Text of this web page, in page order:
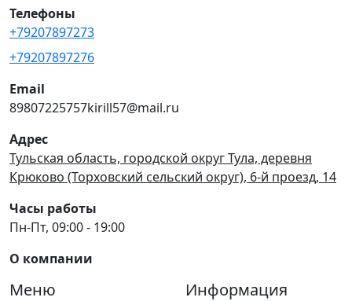
Телефоны
+79207897273
+79207897276
Email
89807225757kirill57@mail.ru
Адрес
Тульская область, городской округ Тула, деревня
Крюково (Торховский сельский округ), 6-й проезд, 14
Часы работы
Пн-Пт, 09:00 - 19:00
О компании
Меню Информация